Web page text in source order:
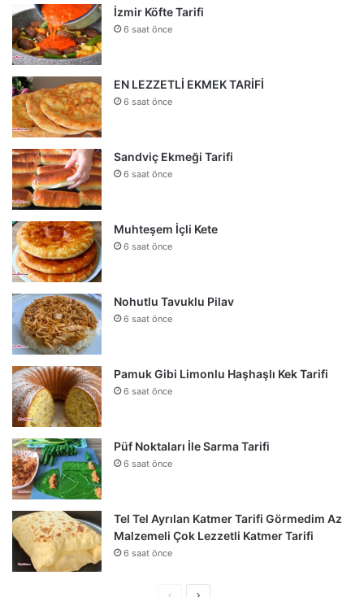
İzmir Köfte Tarifi
6 saat önce
EN LEZZETLİ EKMEK TARİFİ
6 saat önce
Sandviç Ekmeği Tarifi
6 saat önce
Muhteşem İçli Kete
6 saat önce
Nohutlu Tavuklu Pilav
6 saat önce
Pamuk Gibi Limonlu Haşhaşlı Kek Tarifi
6 saat önce
Püf Noktaları İle Sarma Tarifi
6 saat önce
Tel Tel Ayrılan Katmer Tarifi Görmedim Az
Malzemeli Çok Lezzetli Katmer Tarifi
6 saat önce